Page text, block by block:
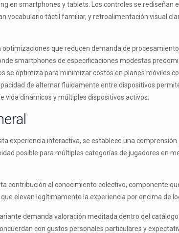
en smartphones y tablets. Los controles se
vocabulario táctil familiar, y retroalimentación visual
que reducen demanda de
smartphones de especificaciones modestas
se optimiza para minimizar costos en planes móviles
de alternar fluidamente entre dispositivos
vida dinámicos y múltiples dispositivos activos.
experiencia interactiva, se establece una
posible para múltiples categorías de jugadores en
contribución al conocimiento colectivo, componente
elevan legítimamente la experiencia por encima de
demanda valoración meditada dentro del
con gustos personales particulares y